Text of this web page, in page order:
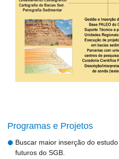
Programas e Projetos
Buscar maior inserção do
futuros do SGB.